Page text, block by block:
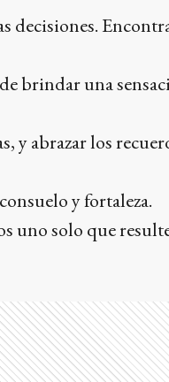
decisiones.
brindar una
y abrazar los
y fortaleza.
uno solo que